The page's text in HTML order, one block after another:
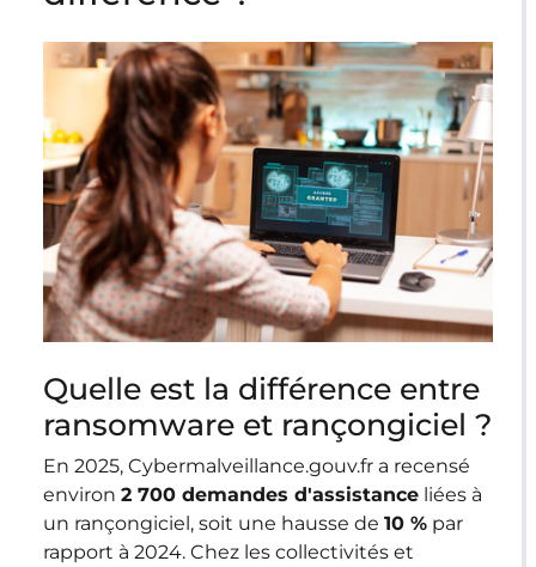
Quelle est la différence entre
ransomware et rançongiciel ?
En 2025, Cybermalveillance.gouv.fr a recensé
environ 2 700 demandes d'assistance liées à
un rançongiciel, soit une hausse de 10 % par
rapport à 2024. Chez les collectivités et